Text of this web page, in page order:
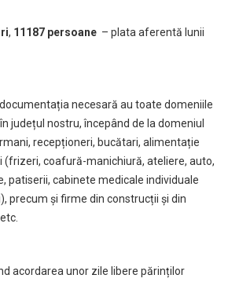
, 11187 persoane – plata aferentă lunii
necesară au toate domeniile
județul nostru, începând de la domeniul
recepționeri, bucătari, alimentație
(frizeri, coafură-manichiură, ateliere, auto,
patiserii, cabinete medicale individuale
precum și firme din construcții și din
acordarea unor zile libere părinților